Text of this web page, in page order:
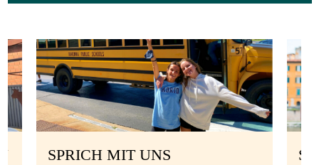
SPRICH MIT UNS